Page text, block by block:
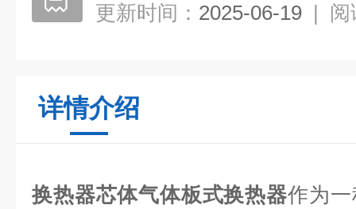
更新时间： 2025-06-19 | 阅
详情介绍
换热器芯体气体板式换热器作为